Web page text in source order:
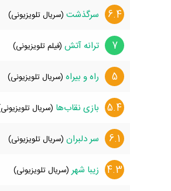
6.4 سرگذشت (سریال تلویزیونی)
7 ترانه آتش (فیلم تلویزیونی)
5 راه و بیراه (سریال تلویزیونی)
5.4 بازی نقاب‌ها (سریال
6.1 سر دلبران (سریال تلویزیونی)
4.3 زیبا شهر (سریال تلویزیونی)